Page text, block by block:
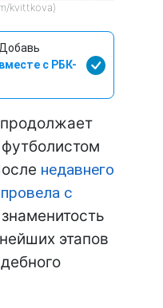
kvittkova)
вместе с РБК-
недавнего
с
знаменитость
этапов